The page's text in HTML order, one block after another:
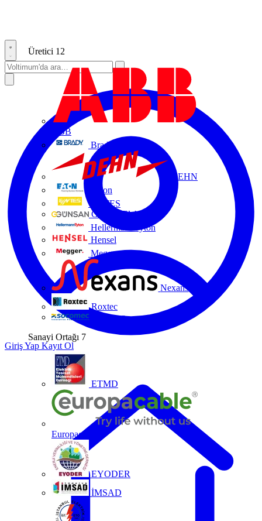
Üretici 12
ABB
Brady
DEHN
Eaton
ENTES
Günsan Elektrik
HellermannTyton
Hensel
Megger
Nexans
Roxtec
Socomec
Sanayi Ortağı 7
ETMD
Europacable
EYODER
İMSAD
Giriş Yap Kayıt Ol